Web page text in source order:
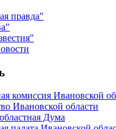
правда"
комиссия Ивановской
Ивановской области
Дума